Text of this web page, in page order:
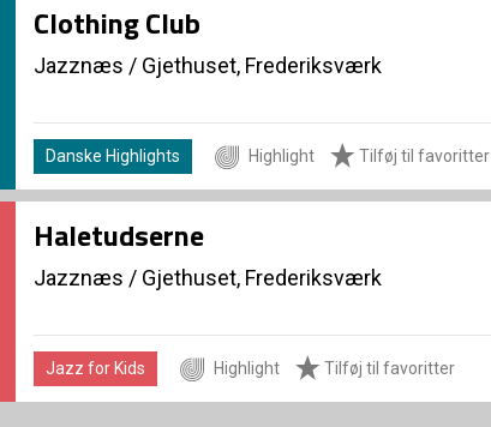
Clothing Club
Jazznæs / Gjethuset, Frederiksværk
Danske Highlights Highlight Tilføj til favoritter
Haletudserne
Jazznæs / Gjethuset, Frederiksværk
Jazz for Kids Highlight Tilføj til favoritter